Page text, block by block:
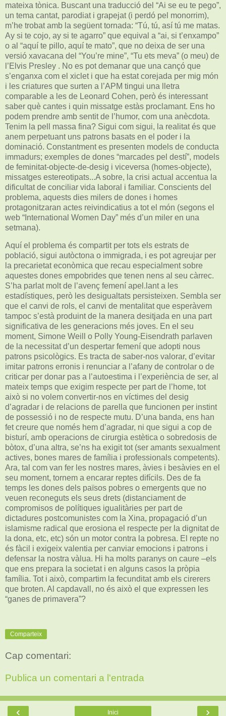
mateixa tònica. Buscant una traducció del “Ai se eu te pego”,
un tema cantat, parodiat i grapejat (i perdó pel monorrim),
m’he trobat amb la següent tornada: “Tú, tú, así tú me matas.
Ay si te cojo, ay si te agarro” que equival a “ai, si t’enxampo”
o al “aquí te pillo, aquí te mato”, que no deixa de ser una
versió xavacana del “You’re mine”, “Tu ets meva” (o meu) de
l’Elvis Presley . No es pot demanar que una cançó que
s’enganxa com el xiclet i que ha estat corejada per mig món
i les criatures que surten a l’APM tingui una lletra
comparable a les de Leonard Cohen, però és interessant
saber què cantes i quin missatge estàs proclamant. Ens ho
podem prendre amb sentit de l’humor, com una anècdota.
Tenim la pell massa fina? Sigui com sigui, la realitat és que
anem perpetuant uns patrons basats en el poder i la
dominació. Constantment es presenten models de conducta
immadurs; exemples de dones “marcades pel destí”, models
de feminitat-objecte-de-desig i viceversa (homes-objecte),
missatges estereotipats...A sobre, la crisi actual accentua la
dificultat de conciliar vida laboral i familiar. Conscients del
problema, aquests dies milers de dones i homes
protagonitzaran actes reivindicatius a tot el món (segons el
web “International Women Day” més d’un miler en una
setmana).
Aquí el problema és compartit per tots els estrats de
població, sigui autòctona o immigrada, i es pot agreujar per
la precarietat econòmica que recau especialment sobre
aquestes dones empobrides que tenen nens al seu càrrec.
S’ha parlat molt de l’avenç femení apel.lant a les
estadístiques, però les desigualtats persisteixen. Sembla ser
que el canvi de rols, el canvi de mentalitat que esperàvem
tampoc s’està produint de la manera desitjada en una part
significativa de les generacions més joves. En el seu
moment, Simone Weill o Polly Young-Eisendrath parlaven
de la necessitat d’un despertar femení que adopti nous
patrons psicològics. Es tracta de saber-nos valorar, d’evitar
imitar patrons erronis i renunciar a l’afany de controlar o de
criticar per donar pas a l’autoestima i l’experiència de ser, al
mateix temps que exigim respecte per part de l’home, tot
això si no volem convertir-nos en víctimes del desig
d’agradar i de relacions de parella que funcionen per instint
de possessió i no de respecte mutu. D’una banda, ens han
fet creure que només hem d’agradar, ni que sigui a cop de
bisturí, amb operacions de cirurgia estètica o sobredosis de
bòtox, d’una altra, se’ns ha exigit tot (ser amants sexualment
actives, bones mares de família i professionals competents).
Ara, tal com van fer les nostres mares, àvies i besàvies en el
seu moment, tornem a encarar reptes difícils. Des de fa
temps les dones dels països pobres o emergents que no
veuen reconeguts els seus drets (distanciament de
compromisos de polítiques igualitàries per part de
dictadures postcomunistes com la Xina, propagació d’un
islamisme radical que erosiona el respecte per la dignitat de
la dona, etc, etc) són un motor contra la pobresa. El repte no
és fàcil i exigeix valentia per canviar emocions i patrons i
defensar la nostra vàlua. Hi ha molts paranys on caure –els
que ens prepara la societat i en alguns casos la pròpia
família. Tot i això, compartim la fecunditat amb els cirerers
que broten. Al capdavall, no és això el que expressen les
“ganes de primavera”?
Comparteix
Cap comentari:
Publica un comentari a l'entrada
‹ ›
Inici